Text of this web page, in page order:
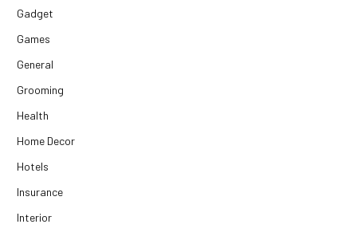
Gadget
Games
General
Grooming
Health
Home Decor
Hotels
Insurance
Interior